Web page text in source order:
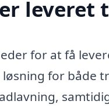
leveret
for at få
for både